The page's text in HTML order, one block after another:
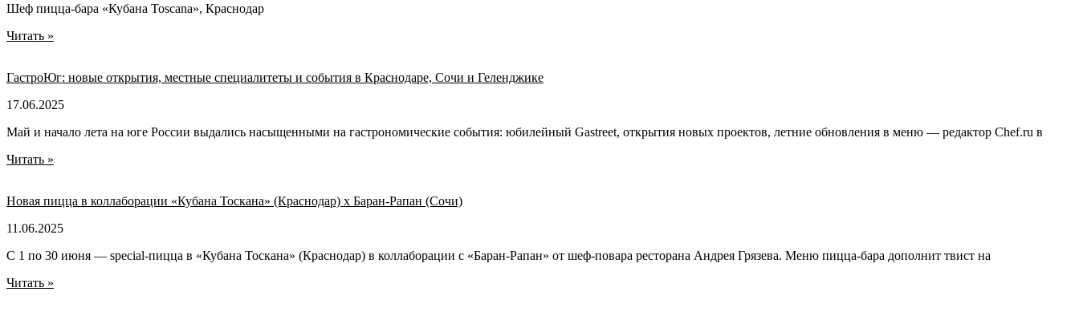
Шеф пицца-бара «Кубана Toscana», Краснодар
Читать »
ГастроЮг: новые открытия, местные специалитеты и события в Краснодаре, Сочи и Геленджике
17.06.2025
Май и начало лета на юге России выдались насыщенными на гастрономические события: юбилейный Gastreet, открытия новых проектов, летние обновления в меню — редактор Chef.ru в
Читать »
Новая пицца в коллаборации «Кубана Тоскана» (Краснодар) x Баран-Рапан (Сочи)
11.06.2025
С 1 по 30 июня — special-пицца в «Кубана Тоскана» (Краснодар) в коллаборации с «Баран-Рапан» от шеф-повара ресторана Андрея Грязева. Меню пицца-бара дополнит твист на
Читать »